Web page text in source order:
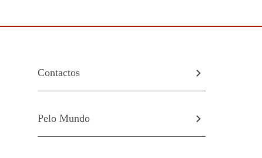
Contactos
Pelo Mundo